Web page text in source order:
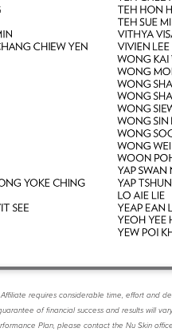
requires considerable time, effort and
of financial success and results will
Plan, please contact the Nu Skin